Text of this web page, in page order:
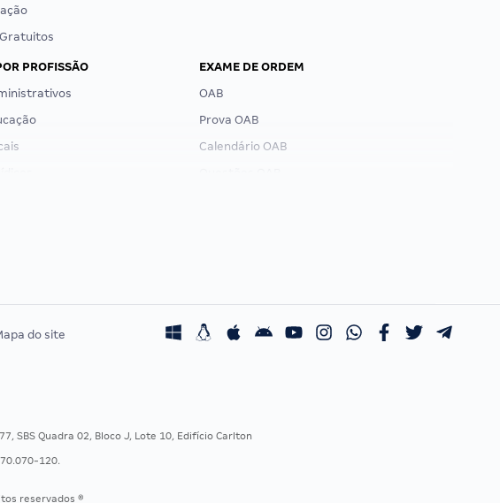
PROFISSÃO
EXAME DE ORDEM
OAB
Prova OAB
Calendário OAB
do site
SBS Quadra 02, Bloco J, Lote 10, Edifício Carlton
70.070-120.
reservados ®